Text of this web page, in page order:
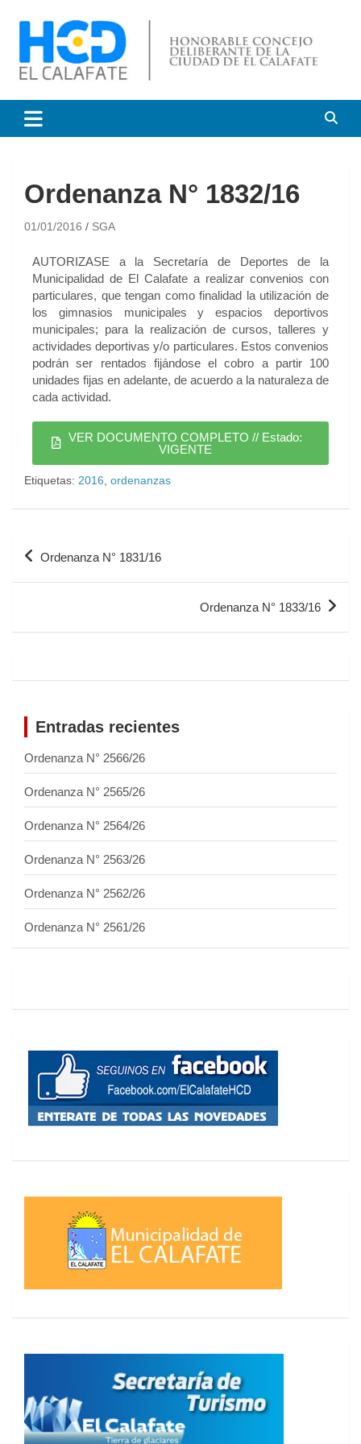
Honorable Concejo
Deliberante de El Calafate
Ordenanza N° 1832/16
01/01/2016 SGA
AUTORIZASE a la Secretaría de Deportes de la
Municipalidad de El Calafate a realizar convenios con
particulares, que tengan como finalidad la utilización de
los gimnasios municipales y espacios deportivos
municipales; para la realización de cursos, talleres y
actividades deportivas y/o particulares. Estos convenios
podrán ser rentados fijándose el cobro a partir 100
unidades fijas en adelante, de acuerdo a la naturaleza de
cada actividad.
VER DOCUMENTO COMPLETO // Estado:
VIGENTE
Etiquetas: 2016 ordenanzas
Ordenanza N° 1831/16
Ordenanza N° 1833/16
Entradas recientes
Ordenanza N° 2566/26
Ordenanza N° 2565/26
Ordenanza N° 2564/26
Ordenanza N° 2563/26
Ordenanza N° 2562/26
Ordenanza N° 2561/26